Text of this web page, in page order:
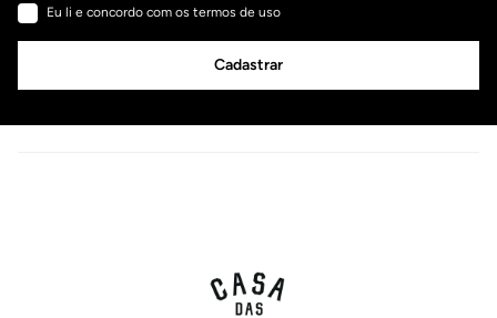
Eu li e concordo com os termos de uso
Cadastrar